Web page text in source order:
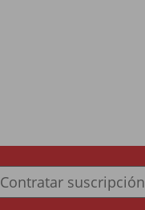
Contratar suscripción